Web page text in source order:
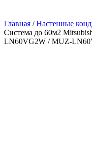
Главная /Настенные
Система до 60м2
LN60VG2W / MUZ-